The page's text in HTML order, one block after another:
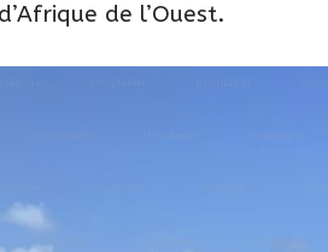
de l’Ouest.